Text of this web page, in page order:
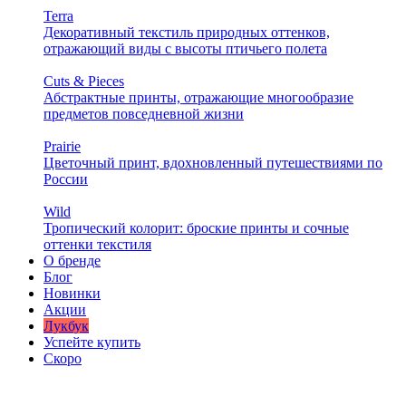
Terra
Декоративный текстиль природных оттенков,
отражающий виды с высоты птичьего полета
Cuts & Pieces
Абстрактные принты, отражающие многообразие
предметов повседневной жизни
Prairie
Цветочный принт, вдохновленный путешествиями по
России
Wild
Тропический колорит: броские принты и сочные
оттенки текстиля
О бренде
Блог
Новинки
Акции
Лукбук
Успейте купить
Скоро